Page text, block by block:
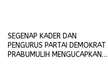
SEGENAP KADER DAN
PENGURUS PARTAI DEMOKRAT
PRABUMULIH MENGUCAPKAN